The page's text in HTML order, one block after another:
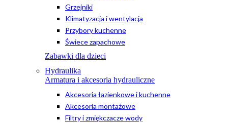
Grzejniki
Klimatyzacja i wentylacja
Przybory kuchenne
Świece zapachowe
Zabawki dla dzieci
Hydraulika
Armatura i akcesoria hydrauliczne
Akcesoria łazienkowe i kuchenne
Akcesoria montażowe
Filtry i zmiękczacze wody